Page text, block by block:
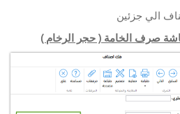
الي جزئين
صرف الخامة ( حجر الرخام )